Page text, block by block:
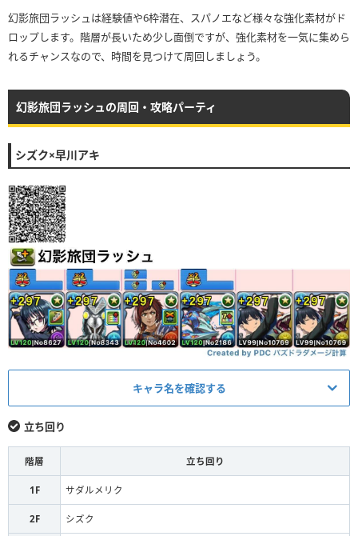
幻影旅団ラッシュは経験値や6枠潜在、スパノエなど様々な強化素材がド
ロップします。階層が長いため少し面倒ですが、強化素材を一気に集めら
れるチャンスなので、時間を見つけて周回しましょう。
幻影旅団ラッシュの周回・攻略パーティ
シズク×早川アキ
キャラ名を確認する
バルタン星人
ジョイラ
立ち回り
階層 立ち回り
1F サダルメリク
2F シズク